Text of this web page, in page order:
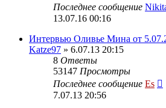
Последнее сообщение
13.07.16 00:16
Интервью Оливье Мина от
Katze97 » 6.07.13 20:15
8 Ответы
53147 Просмотры
Последнее сообщение Es
7.07.13 20:56